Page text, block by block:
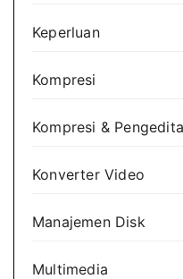
Keperluan
Kompresi
Kompresi &
Konverter Video
Manajemen Disk
Multimedia